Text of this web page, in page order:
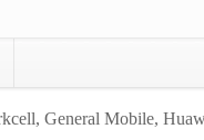
General Mobile,